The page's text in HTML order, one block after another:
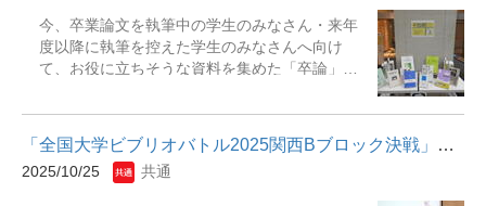
料『ウィンターズ・ボーン』『八甲田山』『ヒ
マラヤ杉に降る雪』『雪の轍』『ラーゲリより
愛を込めて』『冬物語』
場所：深草図書館 1階 柱状書架 展 示 本：ライ
ブラリーサポーター展観「秋」展示本リス
ト.pdf
今、卒業論文を執筆中の学生のみなさん・来年
度以降に執筆を控えた学生のみなさんへ向け
て、お役に立ちそうな資料を集めた「卒論」展
などの初歩的な疑問から、完成度を上げるため
のヒントなど、論文執筆のためのガイド・マニ
ュアルを揃えてみたので、ぜひ参考にしてみて
ください。前期は卒業論文の書き方などをメイ
「全国大学ビブリオバトル2025関西Bブロック決戦」開催報告！
2025/10/25 共通